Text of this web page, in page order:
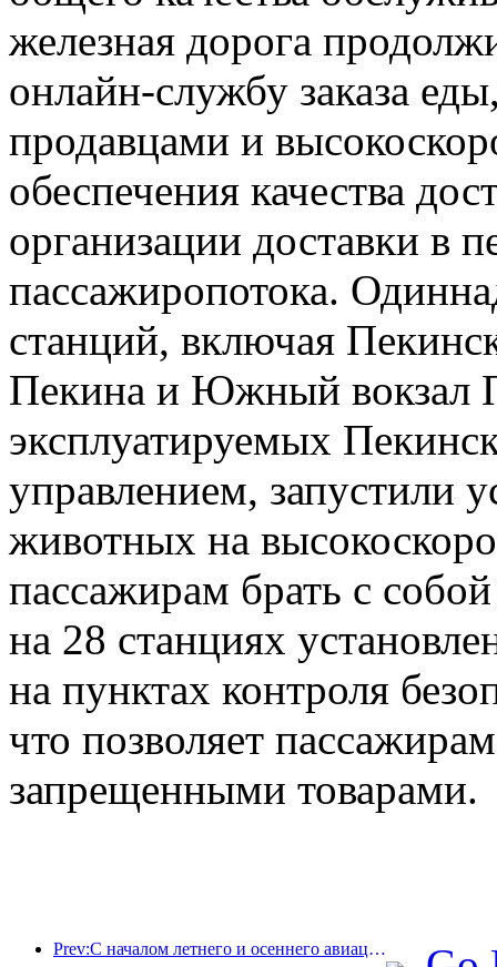
железная дорога
онлайн-службу заказа
продавцами и
обеспечения качества
организации доставки в
пассажиропотока.
станций, включая
Пекина и Южный вокзал
эксплуатируемых
управлением, запустили
животных на
пассажирам брать с
на 28 станциях
на пунктах контроля
что позволяет
запрещенными товарами.
Prev:С началом летнего и осеннего авиационного сезона в трех аэропортах острова Хайнань появилось 41 новое направление.